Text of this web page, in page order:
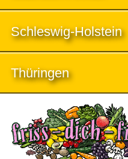
Schleswig-Holstein
Thüringen